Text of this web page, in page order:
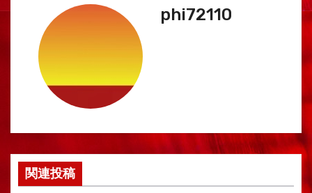
phi72110
関連投稿